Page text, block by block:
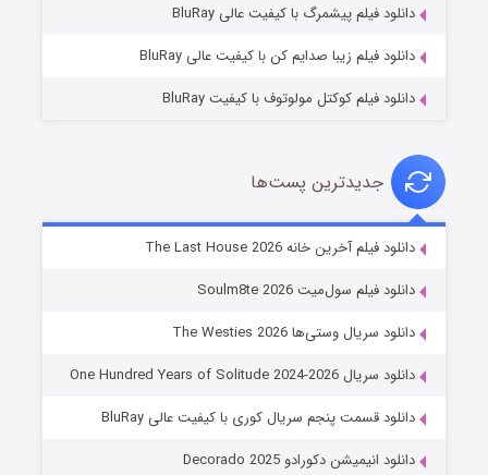
شوگر فصل ۲
دانلود فیلم پیشمرگ با کیفیت عالی BluRay
دانلود فیلم زیبا صدایم کن با کیفیت عالی BluRay
دانلود فیلم کوکتل مولوتوف با کیفیت BluRay
جدیدترین پست‌ها
دانلود فیلم آخرین خانه The Last House 2026
دانلود فیلم سول‌میت Soulm8te 2026
دانلود سریال وستی‌ها The Westies 2026
دانلود سریال One Hundred Years of Solitude 2024-2026
دانلود قسمت پنجم سریال کوری با کیفیت عالی BluRay
دانلود انیمیشن دکورادو Decorado 2025